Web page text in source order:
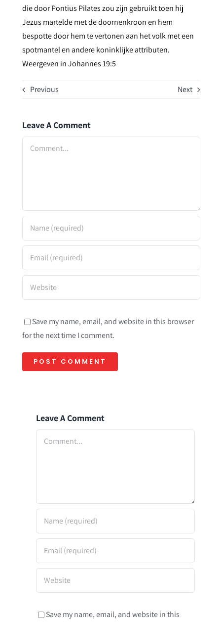
die door Pontius Pilates zou zijn gebruikt toen hij
Jezus martelde met de doornenkroon en hem
bespotte door hem te vertonen aan het volk met een
spotmantel en andere koninklijke attributen.
Weergeven in Johannes 19:5
Previous Next
Leave A Comment
Save my name, email, and website in this browser
for the next time I comment.
Leave A Comment
Save my name, email, and website in this